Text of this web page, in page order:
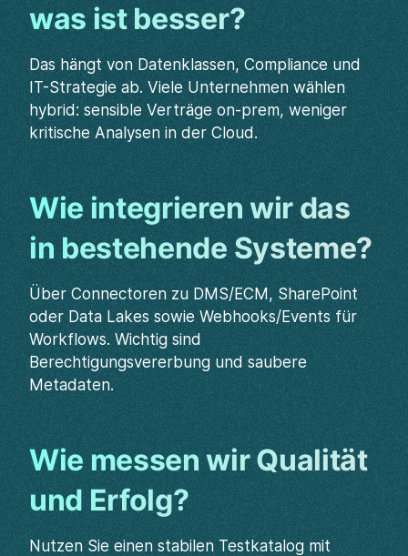
was ist besser?
Das hängt von Datenklassen, Compliance und
IT-Strategie ab. Viele Unternehmen wählen
hybrid: sensible Verträge on-prem, weniger
kritische Analysen in der Cloud.
Wie integrieren wir das
in bestehende Systeme?
Über Connectoren zu DMS/ECM, SharePoint
oder Data Lakes sowie Webhooks/Events für
Workflows. Wichtig sind
Berechtigungsvererbung und saubere
Metadaten.
Wie messen wir Qualität
und Erfolg?
Nutzen Sie einen stabilen Testkatalog mit